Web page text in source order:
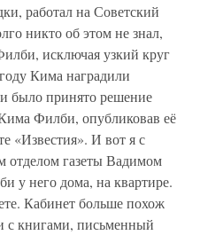
работал на Советский
никто об этом не знал,
исключая узкий круг
Кима наградили
было принято решение
Филби, опубликовав её
«Известия». И вот я с
газеты Вадимом
у него дома, на квартире.
Кабинет больше похож
с книгами, письменный